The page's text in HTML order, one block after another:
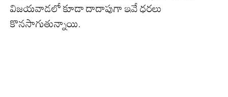
విజయవాడలో కూడా దాదాపుగా ఇవే ధరలు
కొనసాగుతున్నాయి.